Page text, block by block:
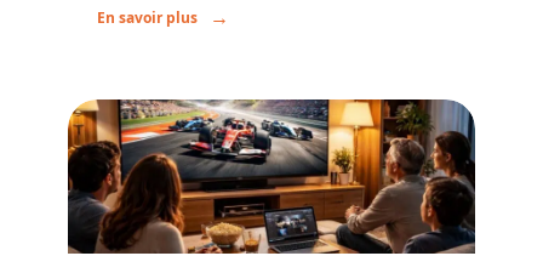
En savoir plus
Actu